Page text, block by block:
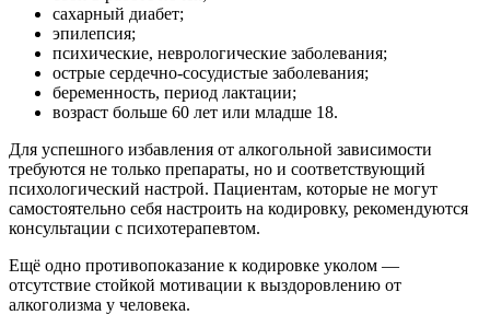
сахарный диабет;
эпилепсия;
психические, неврологические заболевания;
острые сердечно-сосудистые заболевания;
беременность, период лактации;
возраст больше 60 лет или младше 18.
Для успешного избавления от алкогольной зависимости
требуются не только препараты, но и соответствующий
психологический настрой. Пациентам, которые не могут
самостоятельно себя настроить на кодировку, рекомендуются
консультации с психотерапевтом.
Ещё одно противопоказание к кодировке уколом —
отсутствие стойкой мотивации к выздоровлению от
алкоголизма у человека.